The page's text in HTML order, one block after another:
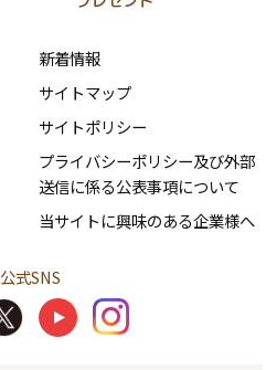
新着情報
サイトマップ
サイトポリシー
プライバシーポリシー及び外部
送信に係る公表事項について
当サイトに興味のある企業様へ
公式SNS